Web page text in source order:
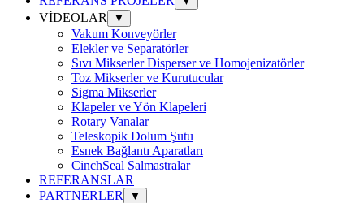
VİDEOLAR ▼
Vakum Konveyörler
Elekler ve Separatörler
Sıvı Mikserler Disperser ve Homojenizatörler
Toz Mikserler ve Kurutucular
Sigma Mikserler
Klapeler ve Yön Klapeleri
Rotary Vanalar
Teleskopik Dolum Şutu
Esnek Bağlantı Aparatları
CinchSeal Salmastralar
REFERANSLAR
PARTNERLER
▼